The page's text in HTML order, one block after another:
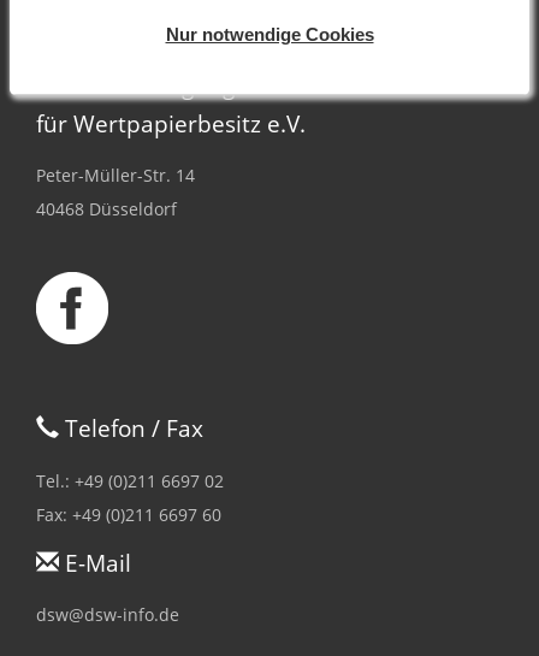
Nur notwendige Cookies
DSW - Deutsche
für Wertpapierbesitz e.V.
Peter-Müller-Str. 14
40468 Düsseldorf
Telefon / Fax
Tel.: +49 (0)211 6697 02
Fax: +49 (0)211 6697 60
E-Mail
dsw@dsw-info.de